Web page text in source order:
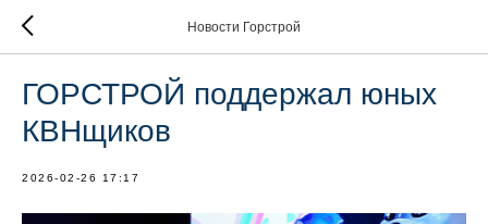
Новости Горстрой
ГОРСТРОЙ поддержал юных
КВНщиков
2026-02-26 17:17